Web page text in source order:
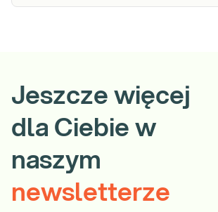
Jeszcze więcej
dla Ciebie w
naszym
newsletterze